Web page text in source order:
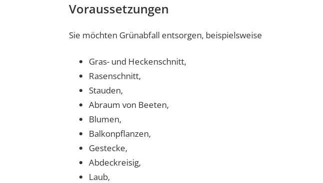
Voraussetzungen
Sie möchten Grünabfall entsorgen, beispielsweise
Gras- und Heckenschnitt,
Rasenschnitt,
Stauden,
Abraum von Beeten,
Blumen,
Balkonpflanzen,
Gestecke,
Abdeckreisig,
Laub,